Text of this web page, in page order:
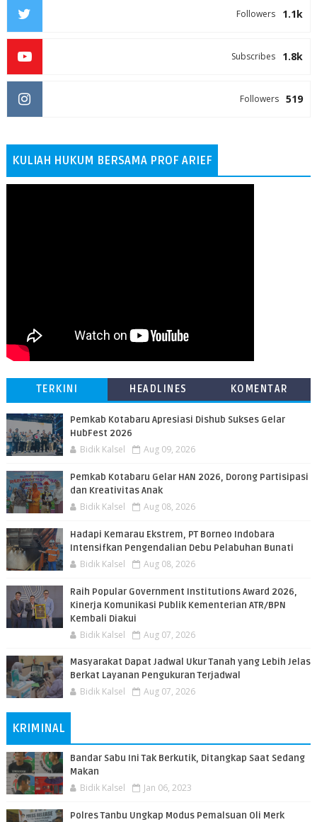
1.1k
Followers
1.8k
Subscribes
519
Followers
KULIAH HUKUM BERSAMA PROF ARIEF
TERKINI HEADLINES KOMENTAR
Pemkab Kotabaru Apresiasi Dishub Sukses Gelar
HubFest 2026
Bidik Kalsel Aug 09, 2026
Pemkab Kotabaru Gelar HAN 2026, Dorong Partisipasi
dan Kreativitas Anak
Bidik Kalsel Aug 08, 2026
​Hadapi Kemarau Ekstrem, PT Borneo Indobara
Intensifkan Pengendalian Debu Pelabuhan Bunati
Bidik Kalsel Aug 08, 2026
Raih Popular Government Institutions Award 2026,
Kinerja Komunikasi Publik Kementerian ATR/BPN
Kembali Diakui
Bidik Kalsel Aug 07, 2026
Masyarakat Dapat Jadwal Ukur Tanah yang Lebih Jelas
Berkat Layanan Pengukuran Terjadwal
Bidik Kalsel Aug 07, 2026
KRIMINAL
Bandar Sabu Ini Tak Berkutik, Ditangkap Saat Sedang
Makan
Bidik Kalsel Jan 06, 2023
Polres Tanbu Ungkap Modus Pemalsuan Oli Merk